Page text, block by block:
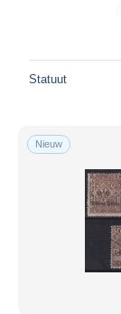
Statuut
Nieuw